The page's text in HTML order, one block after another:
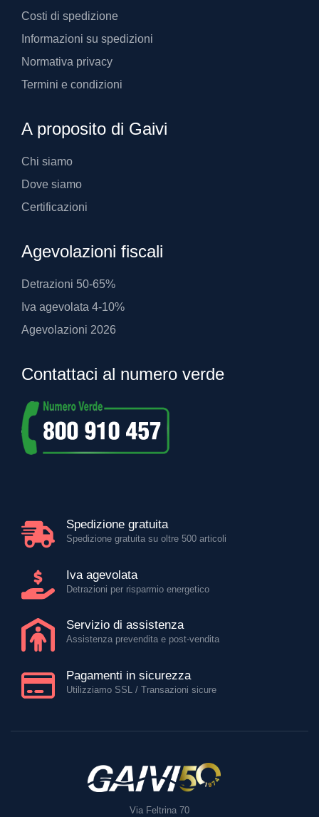
Costi di spedizione
Informazioni su spedizioni
Normativa privacy
Termini e condizioni
A proposito di Gaivi
Chi siamo
Dove siamo
Certificazioni
Agevolazioni fiscali
Detrazioni 50-65%
Iva agevolata 4-10%
Agevolazioni 2026
Contattaci al numero verde
Spedizione gratuita
Spedizione gratuita su oltre 500 articoli
Iva agevolata
Detrazioni per risparmio energetico
Servizio di assistenza
Assistenza prevendita e post-vendita
Pagamenti in sicurezza
Utilizziamo SSL / Transazioni sicure
Via Feltrina 70